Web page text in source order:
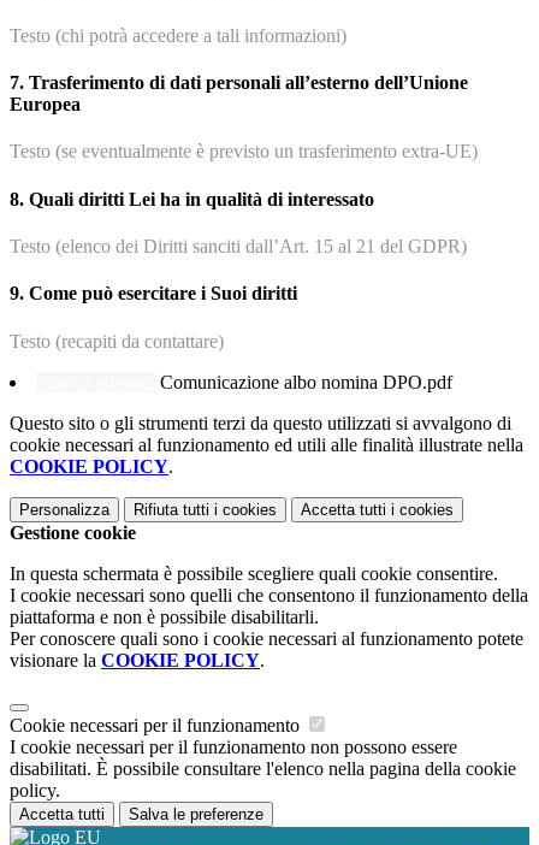
Testo (chi potrà accedere a tali informazioni)
7. Trasferimento di dati personali all’esterno dell’Unione
Europea
Testo (se eventualmente è previsto un trasferimento extra-UE)
8. Quali diritti Lei ha in qualità di interessato
Testo (elenco dei Diritti sanciti dall’Art. 15 al 21 del GDPR)
9. Come può esercitare i Suoi diritti
Testo (recapiti da contattare)
Comunicazione albo nomina DPO.pdf
Questo sito o gli strumenti terzi da questo utilizzati si avvalgono di
cookie necessari al funzionamento ed utili alle finalità illustrate nella
COOKIE POLICY.
Personalizza Rifiuta tutti i cookies Accetta tutti i cookies
Gestione cookie
In questa schermata è possibile scegliere quali cookie consentire.
I cookie necessari sono quelli che consentono il funzionamento della
piattaforma e non è possibile disabilitarli.
Per conoscere quali sono i cookie necessari al funzionamento potete
visionare la COOKIE POLICY.
Cookie necessari per il funzionamento
I cookie necessari per il funzionamento non possono essere
disabilitati. È possibile consultare l'elenco nella pagina della cookie
policy.
Accetta tutti Salva le preferenze